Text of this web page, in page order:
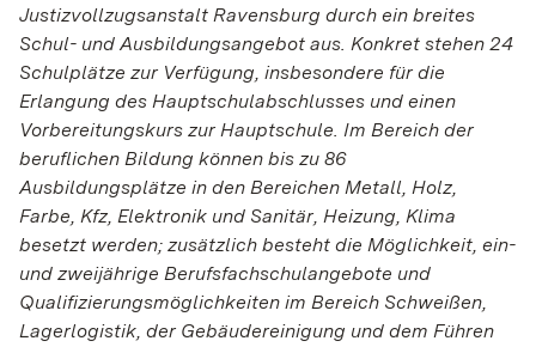
Justizvollzugsanstalt Ravensburg durch ein breites
Schul- und Ausbildungsangebot aus. Konkret stehen 24
Schulplätze zur Verfügung, insbesondere für die
Erlangung des Hauptschulabschlusses und einen
Vorbereitungskurs zur Hauptschule. Im Bereich der
beruflichen Bildung können bis zu 86
Ausbildungsplätze in den Bereichen Metall, Holz,
Farbe, Kfz, Elektronik und Sanitär, Heizung, Klima
besetzt werden; zusätzlich besteht die Möglichkeit, ein-
und zweijährige Berufsfachschulangebote und
Qualifizierungsmöglichkeiten im Bereich Schweißen,
Lagerlogistik, der Gebäudereinigung und dem Führen